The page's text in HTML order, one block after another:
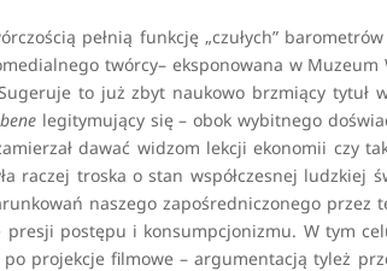
pełnią funkcję „czułych”
twórcy– eksponowana w Muzeum
to już zbyt naukowo brzmiący tytuł
legitymujący się – obok wybitnego
dawać widzom lekcji ekonomii czy
raczej troska o stan współczesnej ludzkiej
naszego zapośredniczonego przez
postępu i konsumpcjonizmu. W tym
projekcje filmowe – argumentacją tyleż